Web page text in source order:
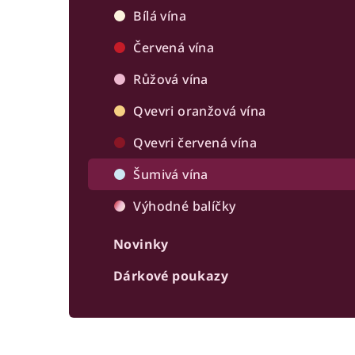
Bílá vína
Červená vína
Růžová vína
Qvevri oranžová vína
Qvevri červená vína
Šumivá vína
Výhodné balíčky
Novinky
Dárkové poukazy